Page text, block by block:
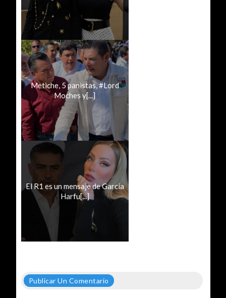
Metiche, 5 panistas, #Lord
Moches y[...]
El R1 es un mensaje de García
Harfu[...]
Publicar Un Comentario